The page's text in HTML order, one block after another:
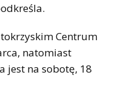
Centrum
natomiast
jest na sobotę, 18